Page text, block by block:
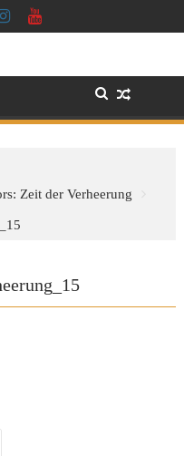
Zeit der Verheerung